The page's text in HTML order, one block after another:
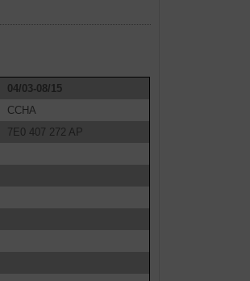
04/03-08/15
CCHA
7E0 407 272 AP